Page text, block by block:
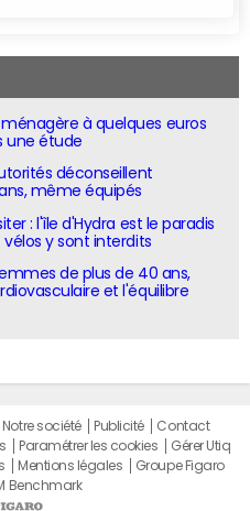
à quelques euros
une étude
déconseillent
même équipés
: l'île d'Hydra est le paradis
y sont interdits
de plus de 40 ans,
et l'équilibre
Notre société Publicité
Contact
Paramétrer les cookies
Gérer Utiq
Mentions légales
Groupe Figaro
Benchmark